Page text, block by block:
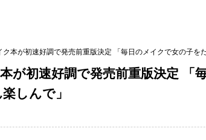
ク本が初速好調で発売前重版決定 「毎日のメイクで女の子を
が初速好調で発売前重版決定 「
しんで」